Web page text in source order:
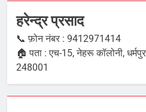
हरेन्द्र प्रसाद
📞 फ़ोन नंबर : 9412971414
🏠 पता : एच-15, नेहरू कॉलोनी,
248001